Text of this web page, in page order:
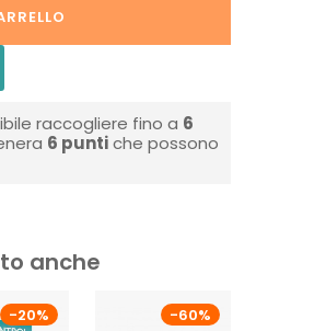
raccogliere fino a 6
6 puntiche possono
anche
-20% -60%